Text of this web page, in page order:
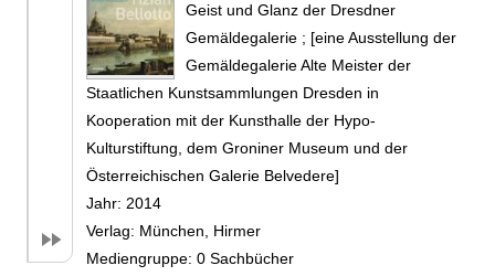
Geist und Glanz der Dresdner
Gemäldegalerie ; [eine Ausstellung der
Gemäldegalerie Alte Meister der
Staatlichen Kunstsammlungen Dresden in
Kooperation mit der Kunsthalle der Hypo-
Kulturstiftung, dem Groniner Museum und der
Österreichischen Galerie Belvedere]
Suche nach diesem Verfasser
Jahr: 2014
Verlag: München, Hirmer
Mediengruppe: 0 Sachbücher